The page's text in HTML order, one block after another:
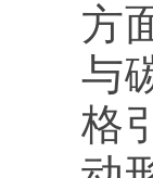
方
与
格